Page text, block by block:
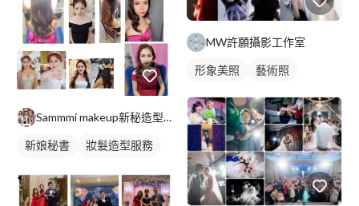
Sammmi makeup新秘造型師
新娘秘書
妝髮造型服務
MW許願攝影工作室
形象美照 藝術照